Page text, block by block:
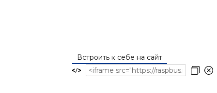
Встроить к себе на сайт